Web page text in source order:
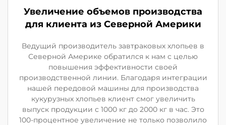
Увеличение объемов производства
для клиента из Северной Америки
Ведущий производитель завтраковых хлопьев в
Северной Америке обратился к нам с целью
повышения эффективности своей
производственной линии. Благодаря интеграции
нашей передовой машины для производства
кукурузных хлопьев клиент смог увеличить
выпуск продукции с 1000 кг до 2000 кг в час. Это
100-процентное увеличение не только позволило